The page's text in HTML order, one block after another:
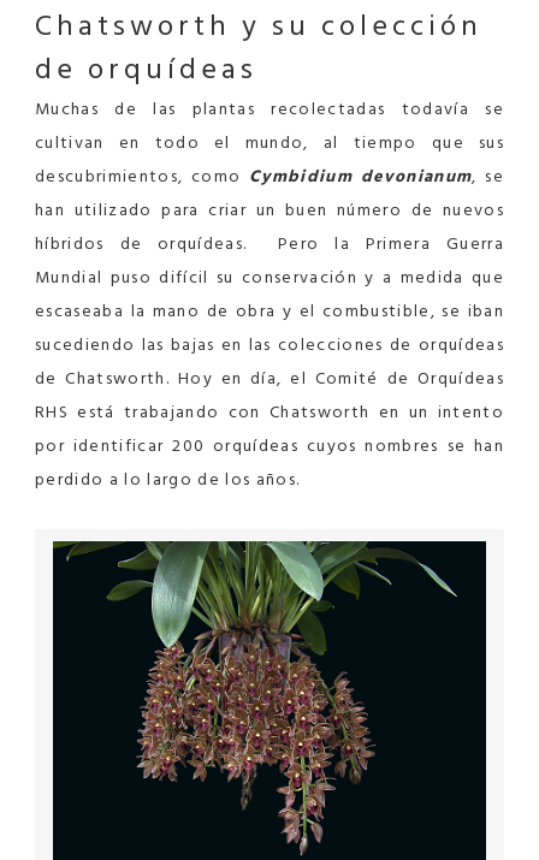
Chatsworth y su colección
de orquídeas
Muchas de las plantas recolectadas todavía se
cultivan en todo el mundo, al tiempo que sus
descubrimientos, como Cymbidium devonianum, se
han utilizado para criar un buen número de nuevos
híbridos de orquídeas.
Pero la Primera Guerra
Mundial puso difícil su conservación y a medida que
escaseaba la mano de obra y el combustible, se iban
sucediendo las bajas en las colecciones de orquídeas
de Chatsworth. Hoy en día, el Comité de Orquídeas
RHS está trabajando con Chatsworth en un intento
por identificar 200 orquídeas cuyos nombres se han
perdido a lo largo de los años.